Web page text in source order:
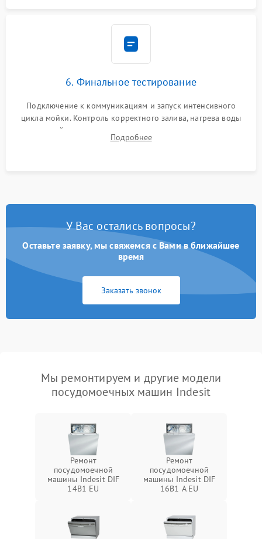
6. Финальное тестирование
Подключение к коммуникациям и запуск интенсивного
цикла мойки. Контроль корректного залива, нагрева воды
до нужной температуры, отсутствия посторонних шумов,
штатного слива и абсолютной сухости в поддоне.
Подробнее
У Вас остались вопросы?
Оставьте заявку, мы свяжемся с Вами в ближайшее
время
Заказать звонок
Мы ремонтируем и другие модели
посудомоечных машин Indesit
Ремонт
посудомоечной
машины Indesit DIF
14B1 EU
Ремонт
посудомоечной
машины Indesit DIF
16B1 A EU